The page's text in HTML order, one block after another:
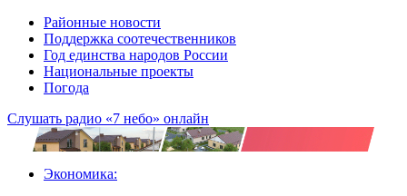
Районные новости
Поддержка соотечественников
Год единства народов России
Национальные проекты
Погода
Слушать радио «7 небо» онлайн
Экономика: